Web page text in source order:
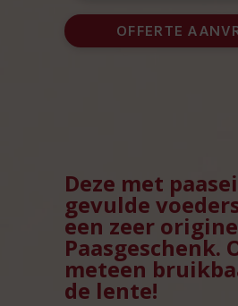
OFFERTE
Deze met
gevulde
een zeer
Paasgeschenk.
meteen
de lente!